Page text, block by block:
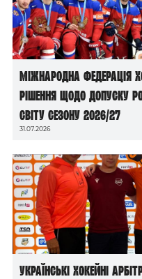
Міжнародна федерація
рішення щодо допуску
світу сезону 2026/27
31.07.2026
Українські хокейні